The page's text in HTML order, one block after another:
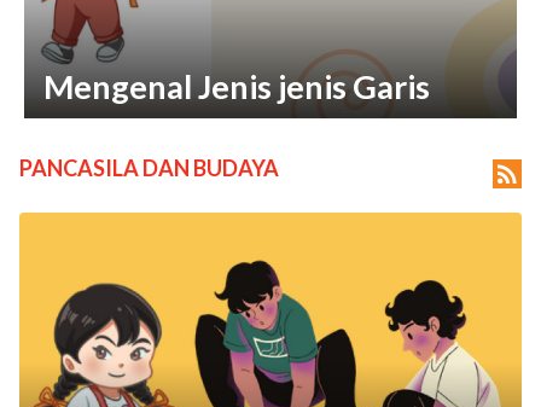
Serba-Serbi Bendera Merah
Putih
Mengenal Jenis jenis Garis
PANCASILA DAN BUDAYA 